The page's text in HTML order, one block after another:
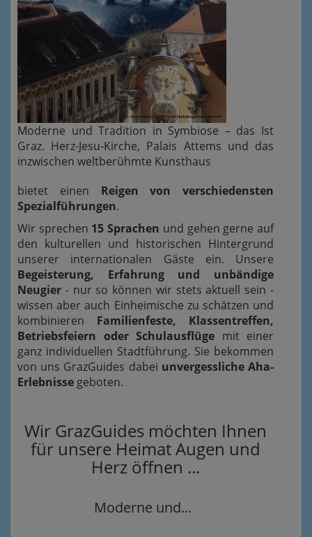
Moderne und Tradition in Symbiose – das Ist
Graz. Herz-Jesu-Kirche, Palais Attems und das
inzwischen weltberühmte Kunsthaus
bietet einen Reigen von verschiedensten
Spezialführungen.
Wir sprechen 15 Sprachen und gehen gerne auf
den kulturellen und historischen Hintergrund
unserer internationalen Gäste ein. Unsere
Begeisterung, Erfahrung und unbändige
Neugier - nur so können wir stets aktuell sein -
wissen aber auch Einheimische zu schätzen und
kombinieren Familienfeste, Klassentreffen,
Betriebsfeiern oder Schulausflüge mit einer
ganz individuellen Stadtführung. Sie bekommen
von uns GrazGuides dabei unvergessliche Aha-
Erlebnisse geboten.
Wir GrazGuides möchten Ihnen
für unsere Heimat Augen und
Herz öffnen ...
Moderne und...